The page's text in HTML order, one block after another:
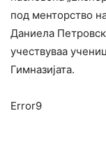
под менторство
Даниела
учествуваа
Гимназијата.
Error9